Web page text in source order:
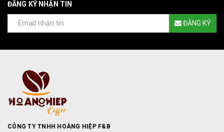
ĐĂNG KÝ NHẬN TIN
ĐĂNG KÝ
CÔNG TY TNHH HOÀNG HIỆP F&B